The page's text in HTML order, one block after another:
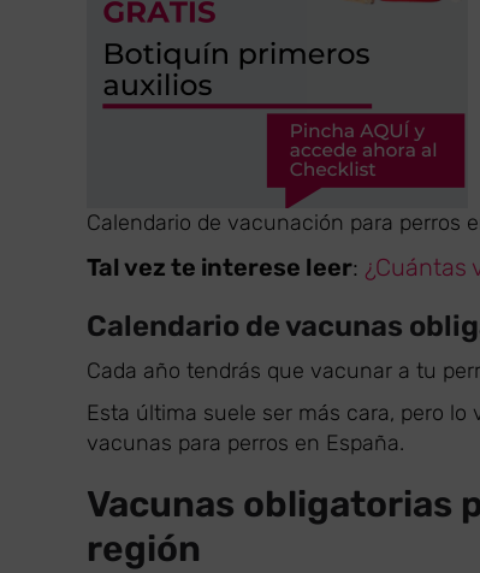
Calendario de vacunación para perros
Tal vez te interese leer: ¿Cuántas
Calendario de vacunas
Cada año tendrás que vacunar a tu
Esta última suele ser más cara, pero
vacunas para perros en España.
Vacunas obligatorias
región